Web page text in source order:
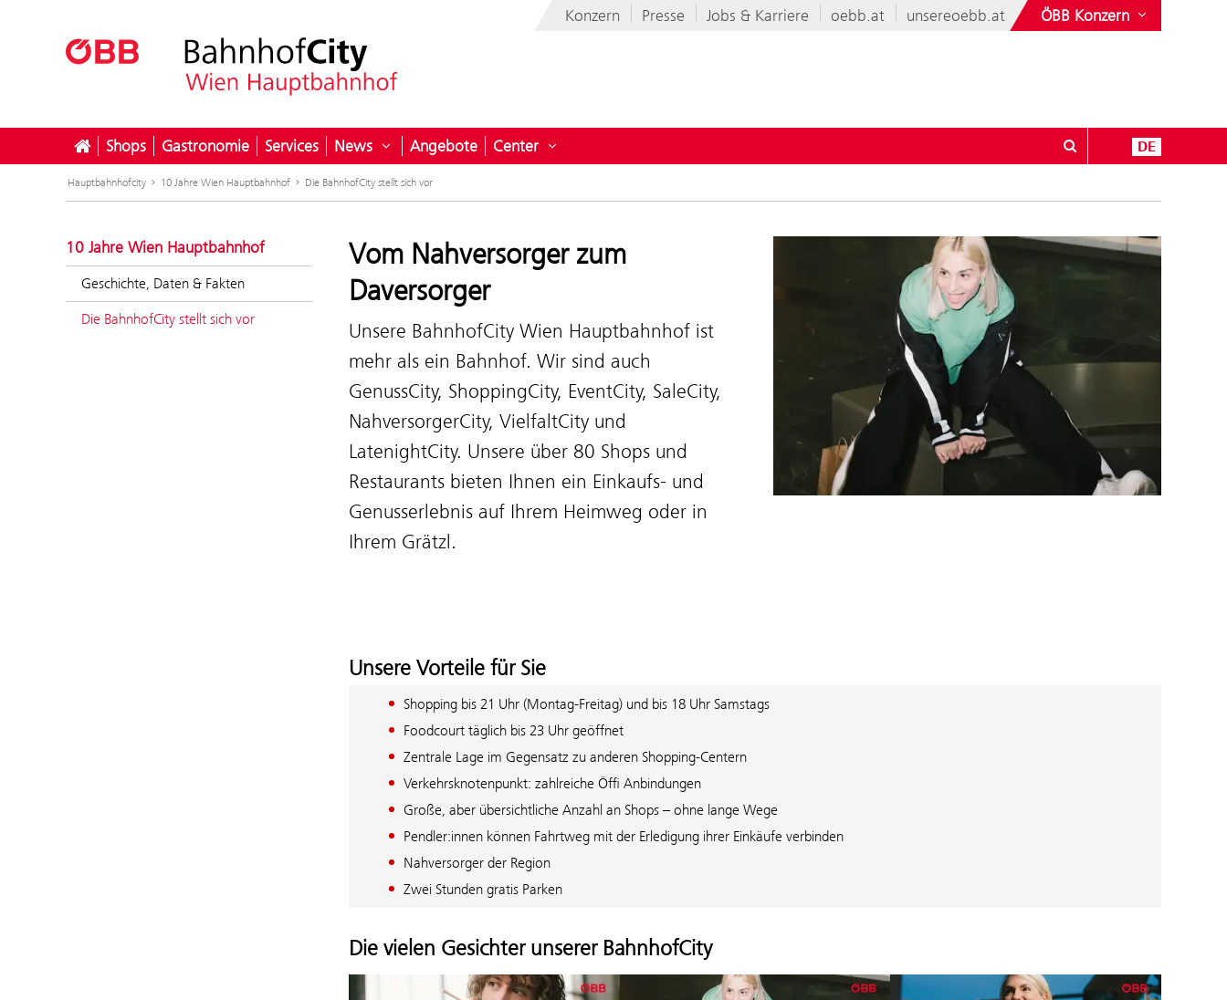
Konzern Presse Jobs & Karriere oebb.at unsereoebb.at ÖBB Konzern
Shops Gastronomie Services News Untermenü öffnen für News
Angebote Center Untermenü öffnen für Center DE
Hauptbahnhofcity 10 Jahre Wien Hauptbahnhof Die BahnhofCity stellt sich vor
10 Jahre Wien Hauptbahnhof
Geschichte, Daten & Fakten
Die BahnhofCity stellt sich vor
Vom Nahversorger zum
Daversorger
Unsere BahnhofCity Wien Hauptbahnhof ist
mehr als ein Bahnhof. Wir sind auch
GenussCity, ShoppingCity, EventCity, SaleCity,
NahversorgerCity, VielfaltCity und
LatenightCity. Unsere über 80 Shops und
Restaurants bieten Ihnen ein Einkaufs- und
Genusserlebnis auf Ihrem Heimweg oder in
Ihrem Grätzl.
Unsere Vorteile für Sie
Shopping bis 21 Uhr (Montag-Freitag) und bis 18 Uhr Samstags
Foodcourt täglich bis 23 Uhr geöffnet
Zentrale Lage im Gegensatz zu anderen Shopping-Centern
Verkehrsknotenpunkt: zahlreiche Öffi Anbindungen
Große, aber übersichtliche Anzahl an Shops – ohne lange Wege
Pendler:innen können Fahrtweg mit der Erledigung ihrer Einkäufe verbinden
Nahversorger der Region
Zwei Stunden gratis Parken
Die vielen Gesichter unserer BahnhofCity